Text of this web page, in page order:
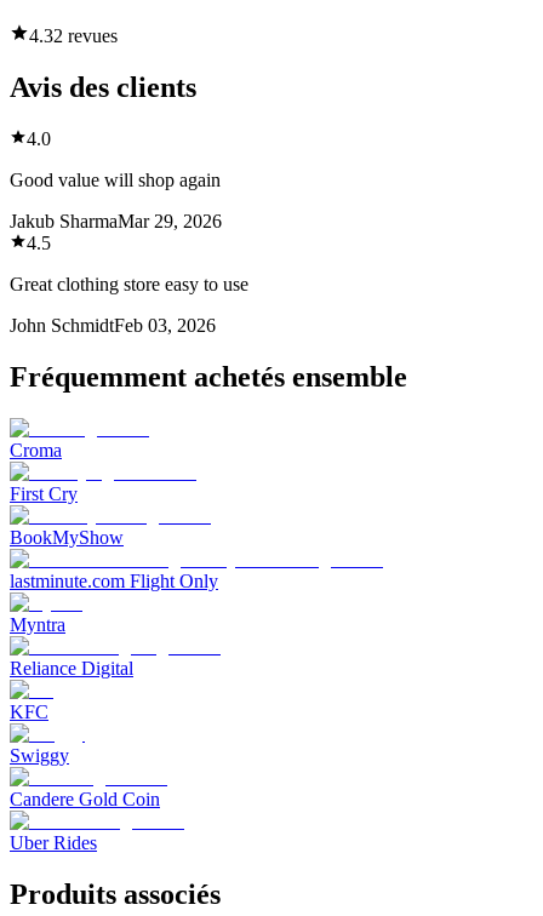
4.32 revues
Avis des clients
4.0
Good value will shop again
Jakub SharmaMar 29, 2026
4.5
Great clothing store easy to use
John SchmidtFeb 03, 2026
Fréquemment achetés ensemble
Croma
First Cry
BookMyShow
lastminute.com Flight Only
Myntra
Reliance Digital
KFC
Swiggy
Candere Gold Coin
Uber Rides
Produits associés